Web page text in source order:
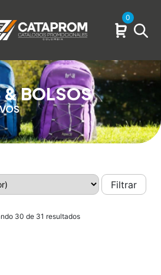
0
& BOLSOS
Filtrar
30 de 31 resultados